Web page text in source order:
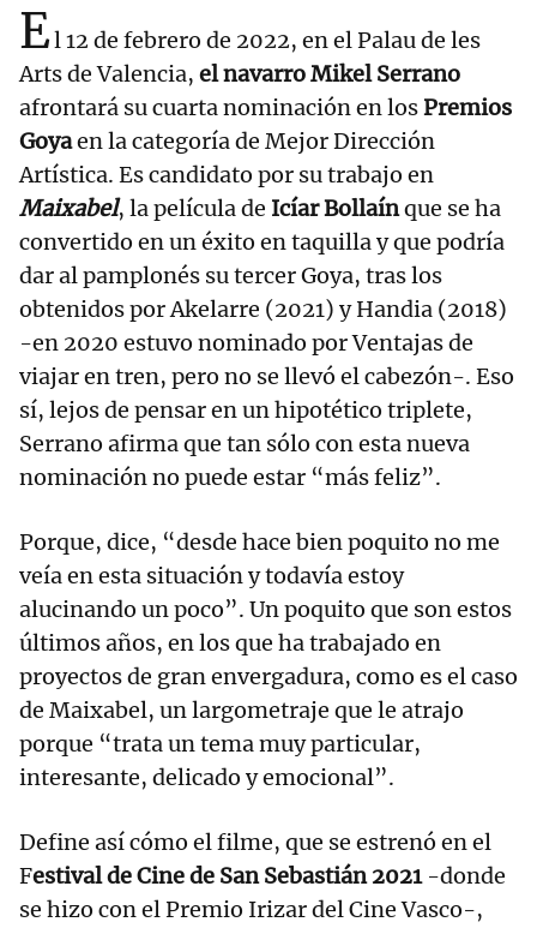
El 12 de febrero de 2022, en el Palau de les
Arts de Valencia, el navarro Mikel Serrano
afrontará su cuarta nominación en losPremios
Goyaen la categoría de Mejor Dirección
Artística. Es candidato por su trabajo en
Maixabel, la película de Icíar Bollaínque se ha
convertido en un éxito en taquilla y que podría
dar al pamplonés su tercer Goya, tras los
obtenidos por Akelarre (2021) y Handia (2018)
-en 2020 estuvo nominado por Ventajas de
viajar en tren, pero no se llevó el cabezón-. Eso
sí, lejos de pensar en un hipotético triplete,
Serrano afirma que tan sólo con esta nueva
nominación no puede estar “más feliz”.
Porque, dice, “desde hace bien poquito no me
veía en esta situación y todavía estoy
alucinando un poco”. Un poquito que son estos
últimos años, en los que ha trabajado en
proyectos de gran envergadura, como es el caso
de Maixabel, un largometraje que le atrajo
porque “trata un tema muy particular,
interesante, delicado y emocional”.
Define así cómo el filme, que se estrenó en el
Festival de Cine de San Sebastián 2021 -donde
se hizo con el Premio Irizar del Cine Vasco-,